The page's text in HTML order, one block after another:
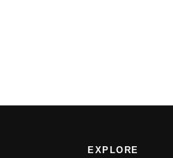
EXPLORE